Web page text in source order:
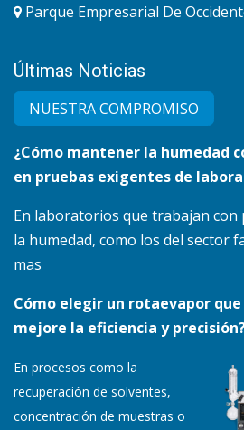
Parque Empresarial De
Últimas Noticias
NUESTRA COMPRO​MISO
¿Cómo mantener la humedad
en pruebas exigentes de
En laboratorios que trabajan con
la humedad, como los del sector
mas
Cómo elegir un rotaevapor que
mejore la eficiencia y
En procesos como la
recuperación de solventes,
concentración de muestras o